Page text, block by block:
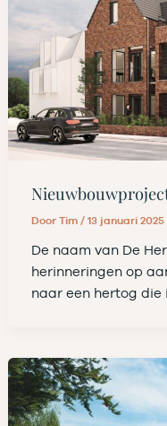
DoorTim/13 januari 2025
De naam van De
herinneringen op
naar een hertog die